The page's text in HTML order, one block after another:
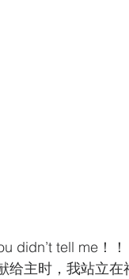
didn’t tell me！
主时，我站立